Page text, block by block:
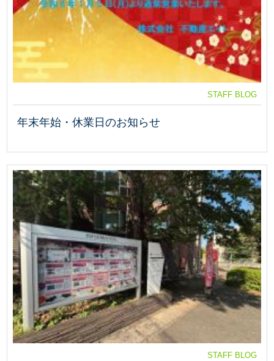
STAFF BLOG
年末年始・休業日のお知らせ
STAFF BLOG